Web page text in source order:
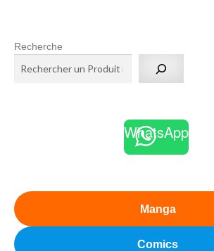
Recherche
WhatsApp
Manga
Comics